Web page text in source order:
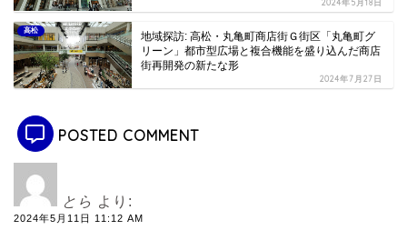
2024年5月18日
高松
地域探訪: 高松・丸亀町商店街Ｇ街区「丸亀町グ
リーン」都市型広場と複合機能を盛り込んだ商店
街再開発の新たな形
2024年7月27日
POSTED COMMENT
とら より:
2024年5月11日 11:12 AM